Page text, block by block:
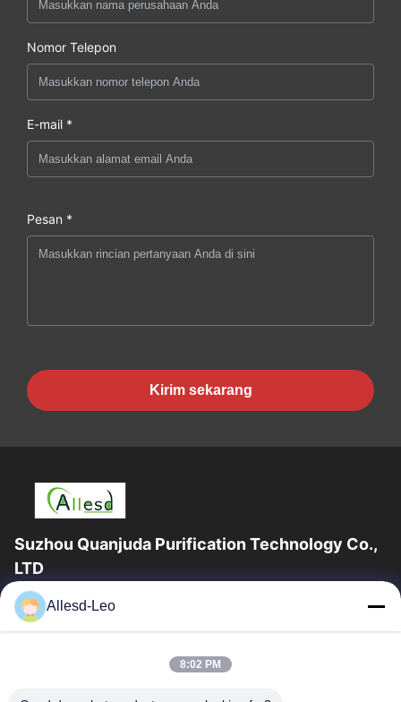
Nomor Telepon
E-mail *
Pesan *
Kirim sekarang
Suzhou Quanjuda Purification Technology Co.,
LTD
Pengalaman 16 tahun, Sebagai produsen dan pengekspor
produk ESD & Cleanroom terkemuka, kami menawarkan jajaran
Rumah Produk
Allesd-Leo
8:02 PM